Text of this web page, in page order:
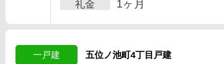
礼金 1ヶ月
一戸建 五位ノ池町4丁目戸建